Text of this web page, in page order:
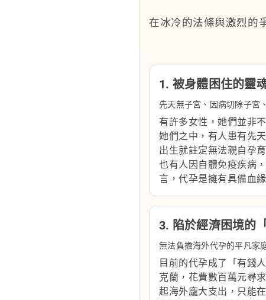
在冰冷的法條與激烈的
1. 被身體困住的靈
先天無子宮、因病切除子宮
有許多女性，她們並非
她們之中，有人患有先
出生就註定無法親自孕
也有人因自體免疫疾病
言，代孕是擁有具備血
3. 陷於經濟困境的
無法負擔海外代孕的平凡家
目前的代孕成了「有錢
克蘭，花費數百萬元尋
起海外龐大支出，只能